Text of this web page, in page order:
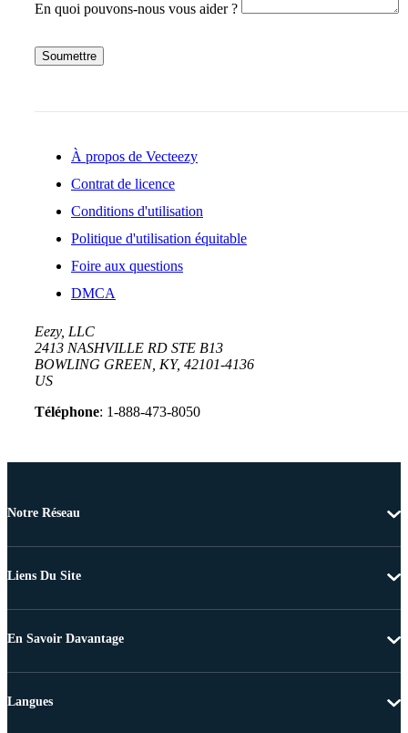
En quoi pouvons-nous vous aider ?
Soumettre
À propos de Vecteezy
Contrat de licence
Conditions d'utilisation
Politique d'utilisation équitable
Foire aux questions
DMCA
Eezy, LLC
2413 NASHVILLE RD STE B13
BOWLING GREEN, KY, 42101-4136
US
Téléphone: 1-888-473-8050
Notre Réseau
Liens Du Site
En Savoir Davantage
Langues